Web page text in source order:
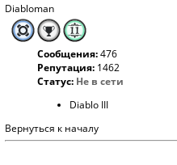
Diabloman
Сообщения:476
Репутация: 1462
Статус: Не в сети
Diablo III
Вернуться к началу